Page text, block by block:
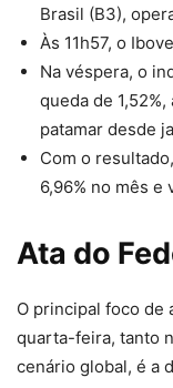
Brasil (B3),
Às 11h57, o
Na véspera, o
queda de
patamar desde
Com o
6,96% no mês e
Ata do
O principal foco de
quarta-feira, tanto
cenário global, é a